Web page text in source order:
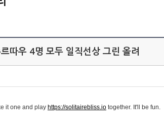
따우 4명 모두 일직선상 그린 올려
it one and play https://solitairebliss.io together. It'll be fun.